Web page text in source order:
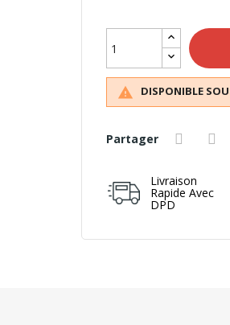
 DISPONIBLE
Partager
Livraison
Rapide Avec
DPD